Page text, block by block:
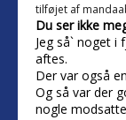
tilføjet af
Du ser ikke
Jeg så` noget i
aftes.
Der var også
Og så var der
nogle